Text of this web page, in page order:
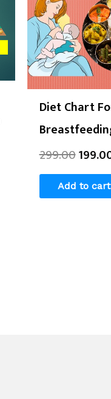
Diet Chart
299.00
Add to cart